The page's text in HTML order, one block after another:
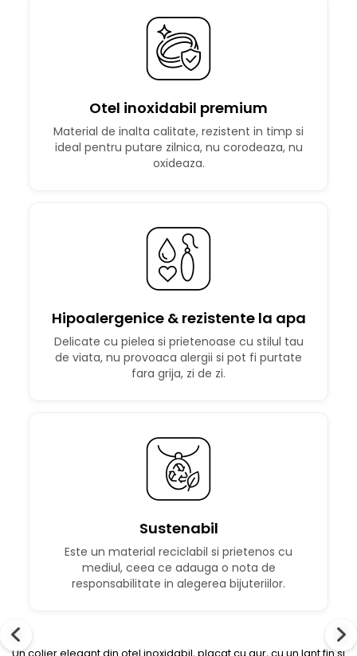
Otel inoxidabil premium
Material de inalta calitate, rezistent in timp si
ideal pentru putare zilnica, nu corodeaza, nu
oxideaza.
Hipoalergenice & rezistente la apa
Delicate cu pielea si prietenoase cu stilul tau
de viata, nu provoaca alergii si pot fi purtate
fara grija, zi de zi.
Sustenabil
Este un material reciclabil si prietenos cu
mediul, ceea ce adauga o nota de
responsabilitate in alegerea bijuteriilor.